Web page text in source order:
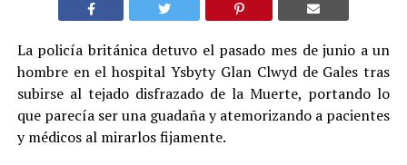
La policía británica detuvo el pasado mes de junio a un
hombre en el hospital Ysbyty Glan Clwyd de Gales tras
subirse al tejado disfrazado de la Muerte, portando lo
que parecía ser una guadaña y atemorizando a pacientes
y médicos al mirarlos fijamente.